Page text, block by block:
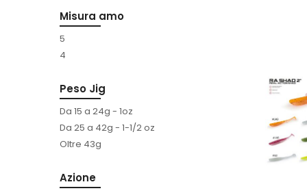
Misura amo
5
4
Peso Jig
Da 15 a 24g - 1oz
Da 25 a 42g - 1-1/2 oz
Oltre 43g
Azione